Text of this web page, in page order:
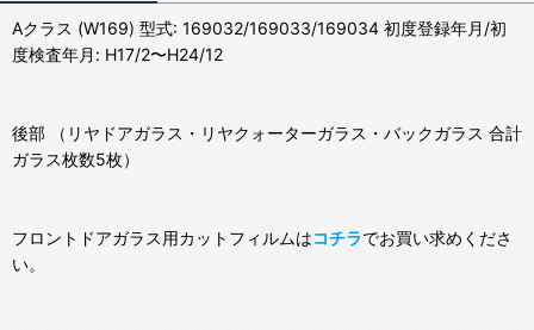
Aクラス (W169) 型式: 169032/169033/169034 初度登録年月/初
度検査年月: H17/2〜H24/12
後部 （リヤドアガラス・リヤクォーターガラス・バックガラス 合計
ガラス枚数5枚）
フロントドアガラス用カットフィルムはコチラでお買い求めくださ
い。